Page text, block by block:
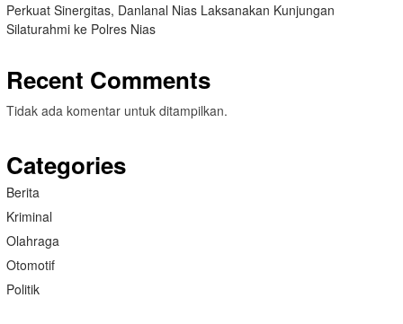
Perkuat Sinergitas, Danlanal Nias Laksanakan Kunjungan
Silaturahmi ke Polres Nias
Recent Comments
Tidak ada komentar untuk ditampilkan.
Categories
Berita
Kriminal
Olahraga
Otomotif
Politik